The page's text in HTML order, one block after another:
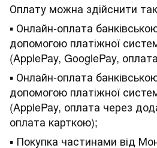
Оплату можна здійснити
▪ Онлайн-оплата
допомогою платіжної
(ApplePay, GooglePay,
▪ Онлайн-оплата
допомогою платіжної
(ApplePay, оплата через
оплата карткою);
▪ Покупка частинами від